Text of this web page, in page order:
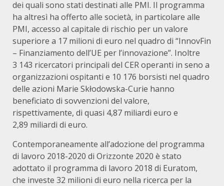
dei quali sono stati destinati alle PMI. Il programma
ha altresì ha offerto alle società, in particolare alle
PMI, accesso al capitale di rischio per un valore
superiore a 17 milioni di euro nel quadro di “InnovFin
– Finanziamento dell’UE per l’innovazione”. Inoltre
3 143 ricercatori principali del CER operanti in seno a
organizzazioni ospitanti e 10 176 borsisti nel quadro
delle azioni Marie Skłodowska-Curie hanno
beneficiato di sovvenzioni del valore,
rispettivamente, di quasi 4,87 miliardi euro e
2,89 miliardi di euro.
Contemporaneamente all’adozione del programma
di lavoro 2018-2020 di Orizzonte 2020 è stato
adottato il programma di lavoro 2018 di Euratom,
che investe 32 milioni di euro nella ricerca per la